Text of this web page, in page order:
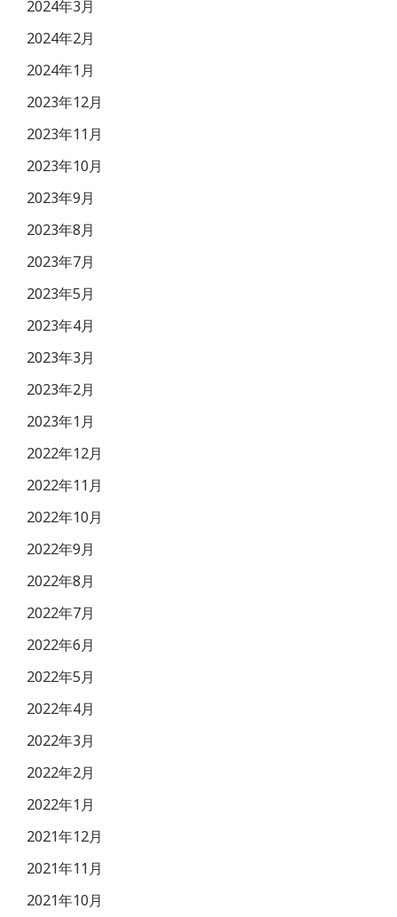
2024年3月
2024年2月
2024年1月
2023年12月
2023年11月
2023年10月
2023年9月
2023年8月
2023年7月
2023年5月
2023年4月
2023年3月
2023年2月
2023年1月
2022年12月
2022年11月
2022年10月
2022年9月
2022年8月
2022年7月
2022年6月
2022年5月
2022年4月
2022年3月
2022年2月
2022年1月
2021年12月
2021年11月
2021年10月